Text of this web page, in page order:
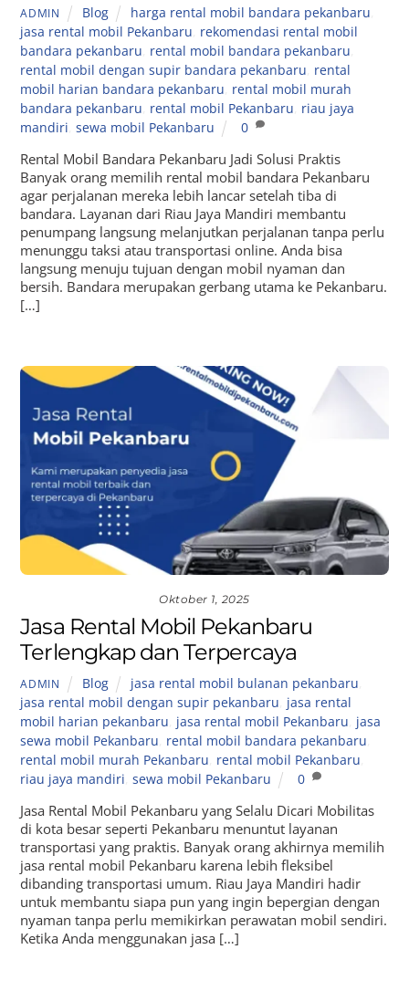
ADMIN Blog harga rental mobil bandara pekanbaru
jasa rental mobil Pekanbaru rekomendasi rental mobil
bandara pekanbaru rental mobil bandara pekanbaru
rental mobil dengan supir bandara pekanbaru rental
mobil harian bandara pekanbaru rental mobil murah
bandara pekanbaru rental mobil Pekanbaru riau jaya
mandiri ,sewa mobil Pekanbaru 0
Rental Mobil Bandara Pekanbaru Jadi Solusi Praktis
Banyak orang memilih rental mobil bandara Pekanbaru
agar perjalanan mereka lebih lancar setelah tiba di
bandara. Layanan dari Riau Jaya Mandiri membantu
penumpang langsung melanjutkan perjalanan tanpa perlu
menunggu taksi atau transportasi online. Anda bisa
langsung menuju tujuan dengan mobil nyaman dan
bersih. Bandara merupakan gerbang utama ke Pekanbaru.
[…]
Oktober 1, 2025
Jasa Rental Mobil Pekanbaru
Terlengkap dan Terpercaya
ADMIN Blog jasa rental mobil bulanan pekanbaru
jasa rental mobil dengan supir pekanbaru jasa rental
mobil harian pekanbaru jasa rental mobil Pekanbaru jasa
sewa mobil Pekanbaru rental mobil bandara pekanbaru
rental mobil murah Pekanbaru rental mobil Pekanbaru
riau jaya mandiri ,sewa mobil Pekanbaru 0
Jasa Rental Mobil Pekanbaru yang Selalu Dicari Mobilitas
di kota besar seperti Pekanbaru menuntut layanan
transportasi yang praktis. Banyak orang akhirnya memilih
jasa rental mobil Pekanbaru karena lebih fleksibel
dibanding transportasi umum. Riau Jaya Mandiri hadir
untuk membantu siapa pun yang ingin bepergian dengan
nyaman tanpa perlu memikirkan perawatan mobil sendiri.
Ketika Anda menggunakan jasa […]